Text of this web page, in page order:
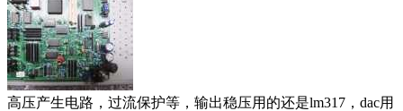
高压产生电路，过流保护等，输出稳压用的还是lm317，dac用